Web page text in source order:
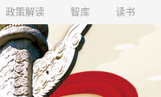
政策解读 智库 读书